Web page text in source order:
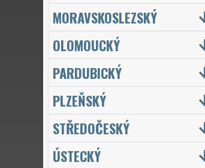
MORAVSKOSLEZSKÝ
OLOMOUCKÝ
PARDUBICKÝ
PLZEŇSKÝ
STŘEDOČESKÝ
ÚSTECKÝ